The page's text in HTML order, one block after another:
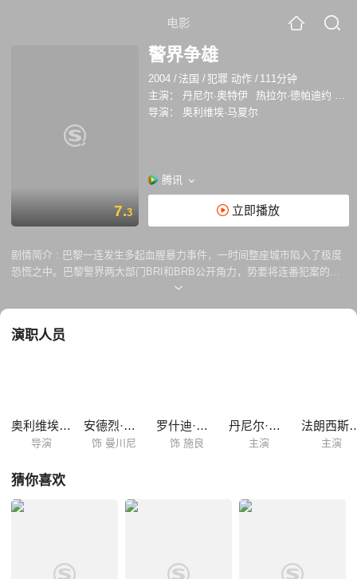
电影
7.3
警界争雄
2004 / 法国 /犯罪 动作 / 111分钟
主演：
丹尼尔·奥特伊 热拉尔·德帕迪约
安
导演：
奥利维埃·马夏尔
腾讯
立即播放
剧情简介 : 巴黎一连发生多起血腥暴力事件，一时间整座城市陷入了极度
恐慌之中。巴黎警界两大部门BRI和BRB公开角力，势要将连番犯案的悍
匪绳之于法。然而两支队伍的办事风格迥然各异，空缺的36总局局长位置
的首席警官丹尼斯（杰拉尔·德帕迪约 Gérard Depardieu 饰）更为了能亲
多项提名，成为2005年法国全年十大卖座电影之一，被称为法国版《无间
道》。...
演职人员
奥利维埃·马夏尔
导演
安德烈·杜索里埃
饰 曼川尼
罗什迪·泽姆
饰 施良
丹尼尔·杜瓦尔
主演
法朗西
主演
猜你喜欢